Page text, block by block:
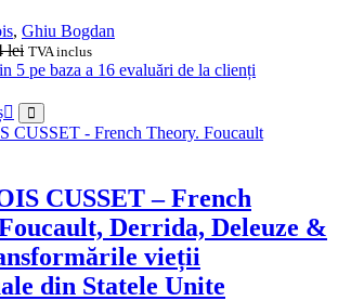
, Ghiu Bogdan
lei TVA inclus
5 pe baza a 16 evaluări de la clienți
CUSSET – French
Derrida, Deleuze &
vieții
din Statele Unite